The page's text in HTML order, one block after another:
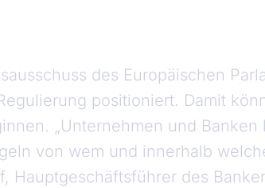
des Europäischen
positioniert. Damit
„Unternehmen und
von wem und innerhalb
Hauptgeschäftsführer des